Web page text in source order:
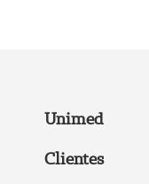
Unimed
Clientes